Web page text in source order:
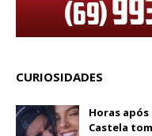
CURIOSIDADES
Horas
Castela